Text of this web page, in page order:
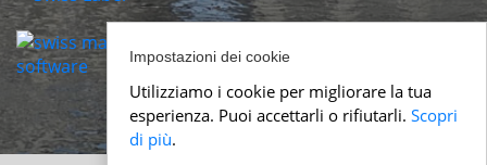
Impostazioni dei cookie
Utilizziamo i cookie per migliorare la tua
esperienza. Puoi accettarli o rifiutarli. Scopri
di più.